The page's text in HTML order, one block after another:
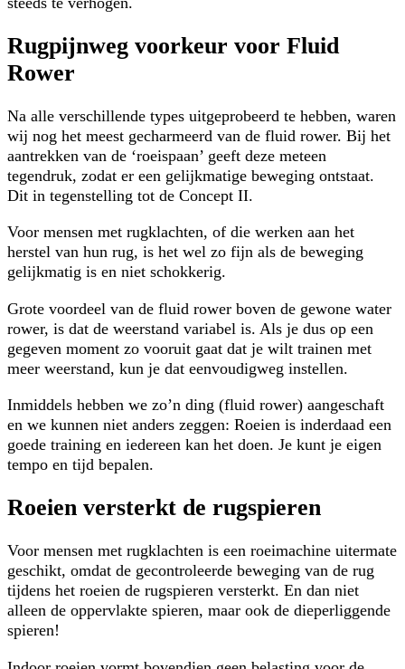
Rugpijnweg voorkeur voor Fluid
Rower
Na alle verschillende types uitgeprobeerd te hebben, waren
wij nog het meest gecharmeerd van de fluid rower. Bij het
aantrekken van de ‘roeispaan’ geeft deze meteen
tegendruk, zodat er een gelijkmatige beweging ontstaat.
Dit in tegenstelling tot de Concept II.
Voor mensen met rugklachten, of die werken aan het
herstel van hun rug, is het wel zo fijn als de beweging
gelijkmatig is en niet schokkerig.
Grote voordeel van de fluid rower boven de gewone water
rower, is dat de weerstand variabel is. Als je dus op een
gegeven moment zo vooruit gaat dat je wilt trainen met
meer weerstand, kun je dat eenvoudigweg instellen.
Inmiddels hebben we zo’n ding (fluid rower) aangeschaft
en we kunnen niet anders zeggen: Roeien is inderdaad een
goede training en iedereen kan het doen. Je kunt je eigen
tempo en tijd bepalen.
Roeien versterkt de rugspieren
Voor mensen met rugklachten is een roeimachine uitermate
geschikt, omdat de gecontroleerde beweging van de rug
tijdens het roeien de rugspieren versterkt. En dan niet
alleen de oppervlakte spieren, maar ook de dieperliggende
spieren!